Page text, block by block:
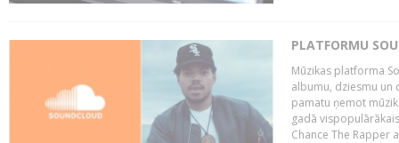
PLATFORMU
Mūzikas platforma
albumu, dziesmu un
pamatu ņemot
gadā
Chance The Rapper